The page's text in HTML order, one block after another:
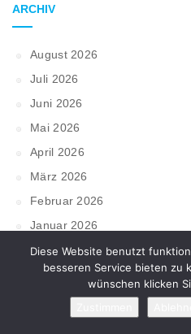
ARCHIV
August 2026
Juli 2026
Juni 2026
Mai 2026
April 2026
März 2026
Februar 2026
Januar 2026
Dezember 2025
November 2025
Oktober 2025
September 2025
Diese Website benutzt
besseren Service bieten zu
wünschen klicken